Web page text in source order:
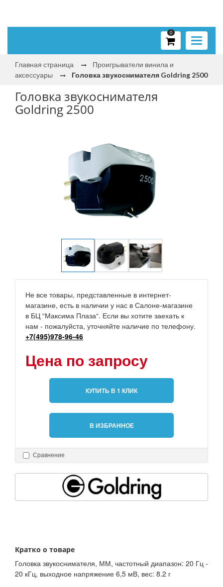
Toggle
0
Главная страница
Проигрыватели винила и
аксессуары
Головка звукоснимателя Goldring 2500
Головка звукоснимателя
Goldring 2500
Не все товары, представленные в интернет-
магазине, есть в наличии у нас в Салоне-магазине
в БЦ “Максима Плаза“. Если вы хотите заехать к
нам - пожалуйста, уточняйте наличие по телефону.
+7(495)978-96-46
Цена по запросу
КУПИТЬ В 1 КЛИК
В ИЗБРАННОЕ
Сравнение
Кратко о товаре
Головка звукоснимателя, ММ, частотный диапазон: 20 Гц -
20 кГц, выходное напряжение 6,5 мВ, вес: 8.2 г